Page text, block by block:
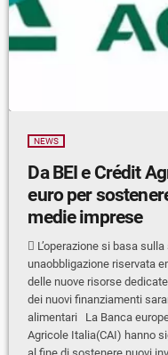
NEWS
Da BEI e Crédit
euro per
medie imprese
 L’operazione si basa
unaobbligazione riservata
delle nuove risorse
dei nuovi finanziamenti
alimentari La Banca
Agricole Italia(CAI) hanno